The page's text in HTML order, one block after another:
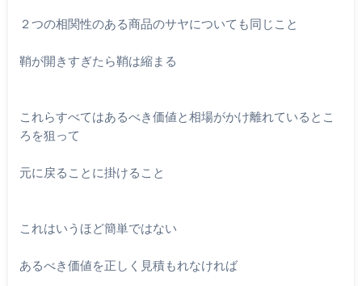
２つの相関性のある商品のサヤについても同じこと
鞘が開きすぎたら鞘は縮まる
これらすべてはあるべき価値と相場がかけ離れているとこ
ろを狙って
元に戻ることに掛けること
これはいうほど簡単ではない
あるべき価値を正しく見積もれなければ